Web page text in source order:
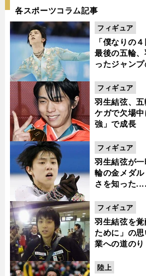
各スポーツコラム記事
「僕なりの
最後の五輪
ったジャン
フィギュア
羽生結弦、
ケガで欠場
強」で成長
フィギュア
羽生結弦が
輪の金メダ
さを知った
フィギュア
羽生結弦を
ために」の
業への道のり
フィギュア
陸上